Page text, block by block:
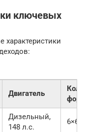
ключевых
характеристики
Двигатель
Дизельный,
148 л.с.
6×6